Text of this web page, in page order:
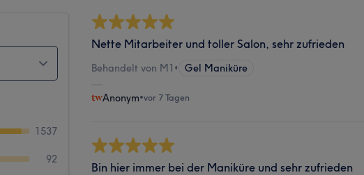
1537
92
Nette Mitarbeiter und toller Salon, sehr zufrieden
Behandelt von M1 • Gel Maniküre
Anonym•vor 7 Tagen
Bin hier immer bei der Maniküre und sehr zufrieden